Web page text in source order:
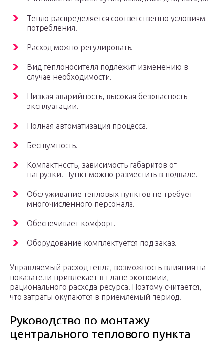
Тепло распределяется соответственно условиям
потребления.
Расход можно регулировать.
Вид теплоносителя подлежит изменению в
случае необходимости.
Низкая аварийность, высокая безопасность
эксплуатации.
Полная автоматизация процесса.
Бесшумность.
Компактность, зависимость габаритов от
нагрузки. Пункт можно разместить в подвале.
Обслуживание тепловых пунктов не требует
многочисленного персонала.
Обеспечивает комфорт.
Оборудование комплектуется под заказ.
Управляемый расход тепла, возможность влияния на
показатели привлекает в плане экономии,
рационального расхода ресурса. Поэтому считается,
что затраты окупаются в приемлемый период.
Руководство по монтажу
центрального теплового пункта